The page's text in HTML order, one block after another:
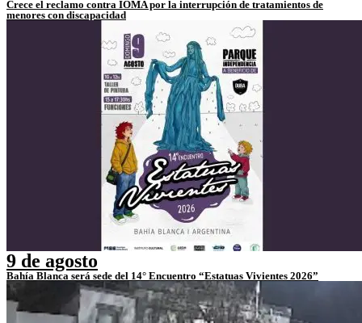
Crece el reclamo contra IOMA por la interrupción de tratamientos de
menores con discapacidad
9 de agosto
Bahía Blanca será sede del 14° Encuentro “Estatuas Vivientes 2026”